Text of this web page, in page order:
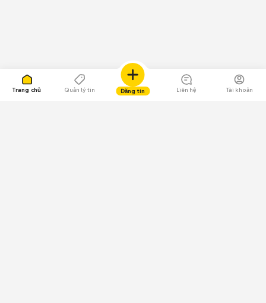
Trang chủ Quản lý tin Đăng tin Liên hệ Tài khoản